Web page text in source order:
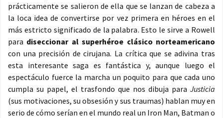
prácticamente se salieron de ella que se lanzan de cabeza a
la loca idea de convertirse por vez primera en héroes en el
más estricto significado de la palabra. Esto le sirve a Rowell
para diseccionar al superhéroe clásico norteamericano
con una precisión de cirujana. La crítica que se adivina tras
esta interesante saga es fantástica y, aunque luego el
espectáculo fuerce la marcha un poquito para que cada uno
cumpla su papel, el trasfondo que nos dibuja para Justicia
(sus motivaciones, su obsesión y sus traumas) hablan muy en
serio de cómo serían en el mundo real un Iron Man, Batman o